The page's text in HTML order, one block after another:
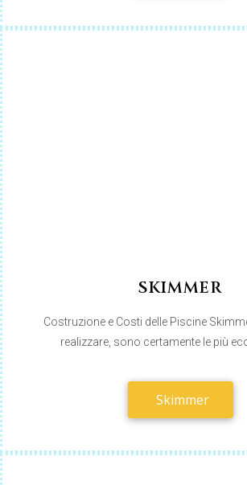
SKIMMER
Costruzione e Costi delle Piscine
realizzare, sono certamente le più
Skimmer